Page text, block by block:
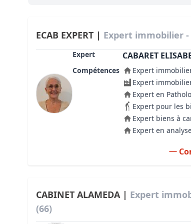
Règles d’urbanisme
Pathologies des bâtiments
Lecture et compréhension
Droit de l'environnement
Estimer le droit au bail
ECAB EXPERT | Expert immobilier -
Expert CABARET
Compétences
Expert
Expert
Expert en
Expert pour les
Expert biens à
Expert en
CABINET ALAMEDA | Expert
(66)